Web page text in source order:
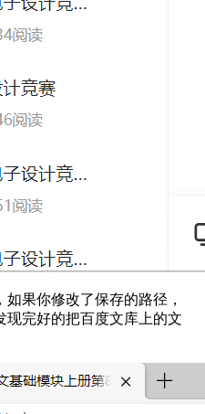
果你修改了保存的路径，
现完好的把百度文库上的文